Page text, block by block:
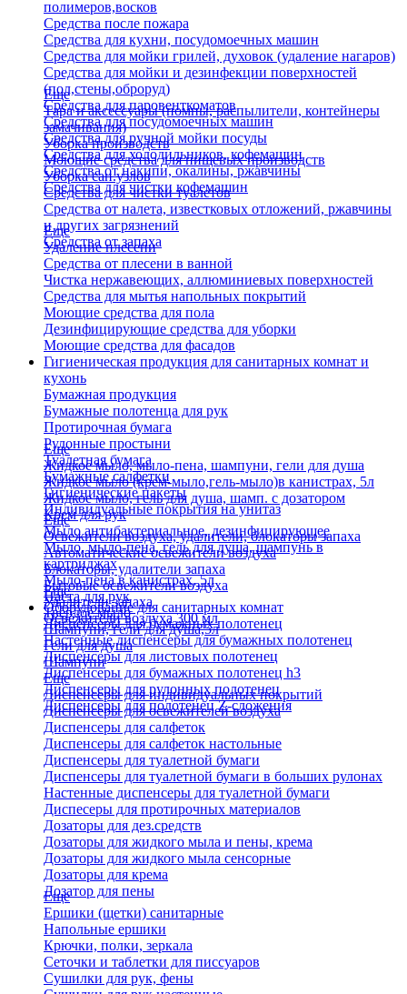
полимеров,восков
Средства после пожара
Средства для кухни, посудомоечных машин
Средства для мойки грилей, духовок (удаление нагаров)
Средства для мойки и дезинфекции поверхностей
(пол,стены,оброруд)
Средства для паровенткоматов
Средства для посудомоечных машин
Средства для ручной мойки посуды
Средства для холодильников, кофемашин
Средства от накипи, окалины, ржавчины
Средства для чистки кофемашин
Еще
Тара и аксессуары (помпы, распылители, контейнеры
замачивания)
Уборка производств
Моющие средства для пищевых производств
Уборка сан.узлов
Средства для чистки туалетов
Средства от налета, известковых отложений, ржавчины
и других загрязнений
Средства от запаха
Еще
Удаление плесени
Средства от плесени в ванной
Чистка нержавеющих, аллюминиевых поверхностей
Средства для мытья напольных покрытий
Моющие средства для пола
Дезинфицирующие средства для уборки
Моющие средства для фасадов
Гигиеническая продукция для санитарных комнат и
кухонь
Бумажная продукция
Бумажные полотенца для рук
Протирочная бумага
Рулонные простыни
Туалетная бумага
Бумажные салфетки
Гигиенические пакеты
Индивидуальные покрытия на унитаз
Еще
Жидкое мыло, мыло-пена, шампуни, гели для душа
Жидкое мыло (крем-мыло,гель-мыло)в канистрах, 5л
Жидкое мыло, гель для душа, шамп. с дозатором
Крем для рук
Мыло антибактериальное, дезинфицирующее
Мыло, мыло-пена, гель для душа, шампунь в
картриджах
Мыло-пена в канистрах, 5л
Паста для рук
Твердое мыло
Шампуни, гели для душа,5л
Гели для душа
Шампуни
Еще
Освежители воздуха, удалители, блокаторы запаха
Автоматические освежители воздуха
Блокаторы, удалители запаха
Бытовые освежители воздуха
Удалители запаха
Освежители воздуха 300 мл
Еще
Оборудование для санитарных комнат
Диспенсеры для бумажных полотенец
Настенные диспенсеры для бумажных полотенец
Диспенсеры для листовых полотенец
Диспенсеры для бумажных полотенец h3
Диспенсеры для рулонных полотенец
Диспенсеры для полотенец Z-сложения
Еще
Диспенсеры для индивидуальных покрытий
Диспенсеры для освежителей воздуха
Диспенсеры для салфеток
Диспенсеры для салфеток настольные
Диспенсеры для туалетной бумаги
Диспенсеры для туалетной бумаги в больших рулонах
Настенные диспенсеры для туалетной бумаги
Диспесеры для протирочных материалов
Дозаторы для дез.средств
Дозаторы для жидкого мыла и пены, крема
Дозаторы для жидкого мыла сенсорные
Дозаторы для крема
Дозатор для пены
Еще
Ершики (щетки) санитарные
Напольные ершики
Крючки, полки, зеркала
Сеточки и таблетки для писсуаров
Сушилки для рук, фены